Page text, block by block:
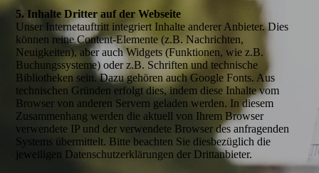
5. Inhalte Dritter auf der Webseite
Unser Internetauftritt integriert Inhalte anderer Anbieter. Dies
können reine Content-Elemente (z.B. Nachrichten,
Neuigkeiten), aber auch Widgets (Funktionen, wie z.B.
Buchungssysteme) oder z.B. Schriften und technische
Bibliotheken sein. Dazu gehören auch Google Fonts. Aus
technischen Gründen erfolgt dies, indem diese Inhalte vom
Browser von anderen Servern geladen werden. In diesem
Zusammenhang werden die aktuell von Ihrem Browser
verwendete IP und der verwendete Browser des anfragenden
Systems übermittelt. Bitte beachten Sie diesbezüglich die
jeweiligen Datenschutzerklärungen der Drittanbieter.